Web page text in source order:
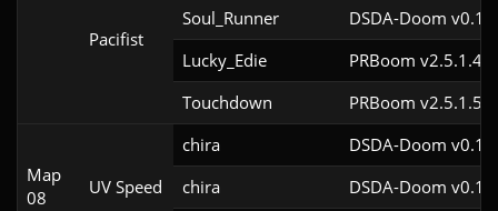
Pacifist
Soul_Runner
DSDA-Doom
Lucky_Edie
PRBoom
Touchdown
PRBoom
Map
08
UV Speed
chira
DSDA-Doom
chira
DSDA-Doom